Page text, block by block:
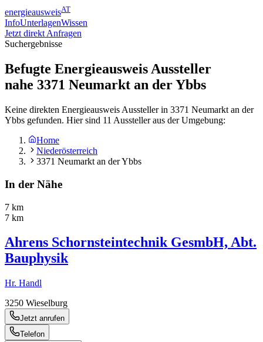
energieausweisAT
InfoUnterlagenWissen
Jetzt direkt Anfragen
Suchergebnisse
Befugte Energieausweis Aussteller
nahe 3371 Neumarkt an der Ybbs
Keine direkten Energieausweis Aussteller in 3371 Neumarkt an der
Ybbs gefunden. Hier sind 11 Aussteller aus der Umgebung:
Home
Niederösterreich
3371 Neumarkt an der Ybbs
In der Nähe
7 km
7 km
Ahrens Schornsteintechnik GesmbH, Abt.
Bauphysik
Hr. Handl
3250 Wieselburg
Jetzt anrufen
Telefon